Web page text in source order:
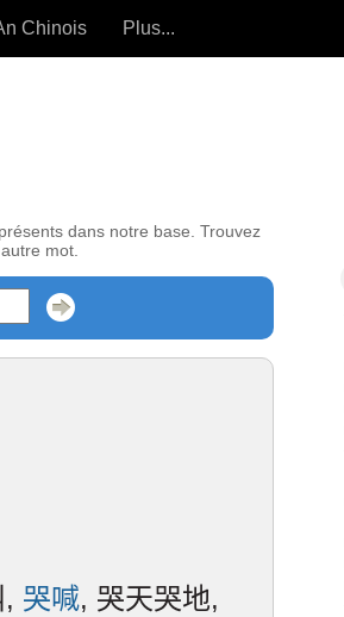
Chinois Plus...
dans notre base. Trouvez
mot.
哭喊, 哭天哭地,